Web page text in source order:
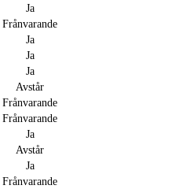
Ja
Frånvarande
Ja
Ja
Ja
Avstår
Frånvarande
Frånvarande
Ja
Avstår
Ja
Frånvarande